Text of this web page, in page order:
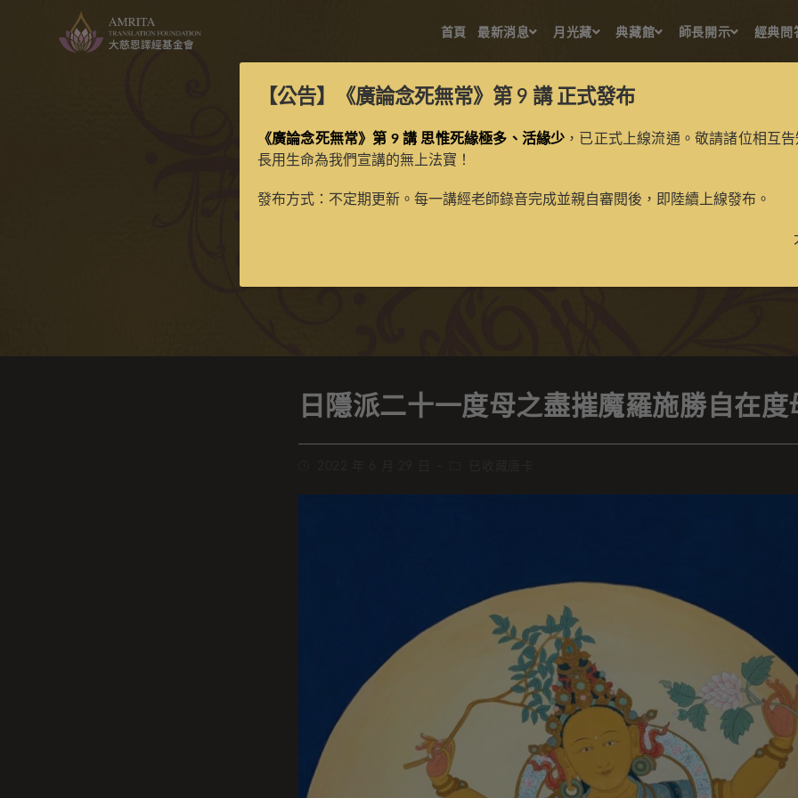
首頁 最新消息 月光藏 典藏館 師長開示 經典問
日隱派二十一度母之盡摧魔羅施勝
日隱派二十一度母之盡摧魔羅施勝自在度
【公告】 《廣論念死無常》第 9 講正式發布
《廣論念死無常》第 9 講 思惟死緣極多、活緣少 ，已正式上線流通。敬請諸位相互
長用生命為我們宣講的無上法寶！
發布方式：不定期更新。每一講經老師錄音完成並親自審閱後，即陸續上線發布。